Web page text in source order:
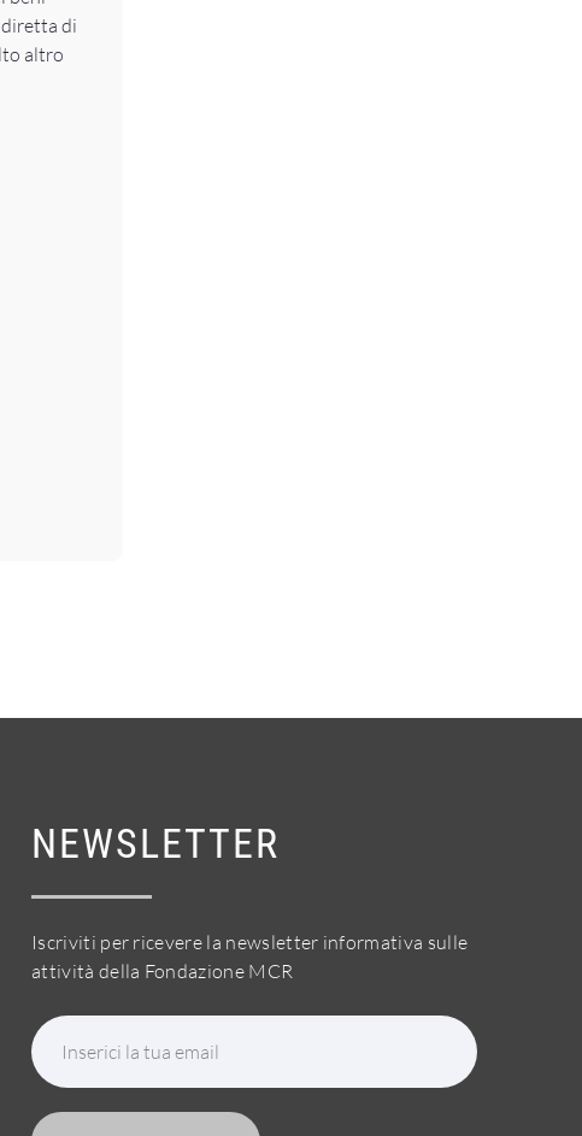
di
altro
NEWSLETTER
Iscriviti per ricevere la newsletter informativa sulle
attività della Fondazione MCR
Inserici la tua email